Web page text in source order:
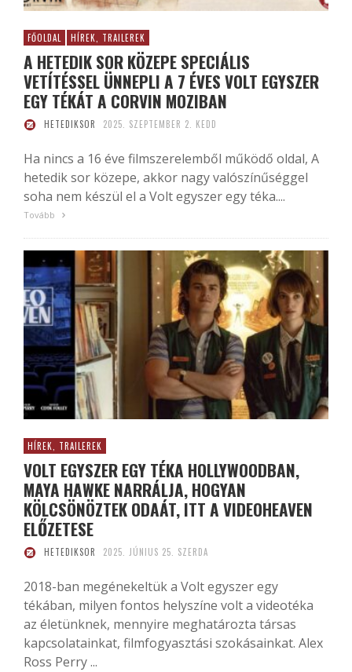
FŐOLDAL HÍREK, TRAILEREK
A HETEDIK SOR KÖZEPE SPECIÁLIS
VETÍTÉSSEL ÜNNEPLI A 7 ÉVES VOLT EGYSZER
EGY TÉKÁT A CORVIN MOZIBAN
HETEDIKSOR 2025. SZEPTEMBER 2. KEDD
Ha nincs a 16 éve filmszerelemből működő oldal, A
hetedik sor közepe, akkor nagy valószínűséggel
soha nem készül el a Volt egyszer egy téka....
Tovább
HÍREK, TRAILEREK
VOLT EGYSZER EGY TÉKA HOLLYWOODBAN,
MAYA HAWKE NARRÁLJA, HOGYAN
KÖLCSÖNÖZTEK ODAÁT, ITT A VIDEOHEAVEN
ELŐZETESE
HETEDIKSOR 2025. JÚNIUS 25. SZERDA
2018-ban megénekeltük a Volt egyszer egy
tékában, milyen fontos helyszíne volt a videotéka
az életünknek, mennyire meghatározta társas
kapcsolatainkat, filmfogyasztási szokásainkat. Alex
Ross Perry ...